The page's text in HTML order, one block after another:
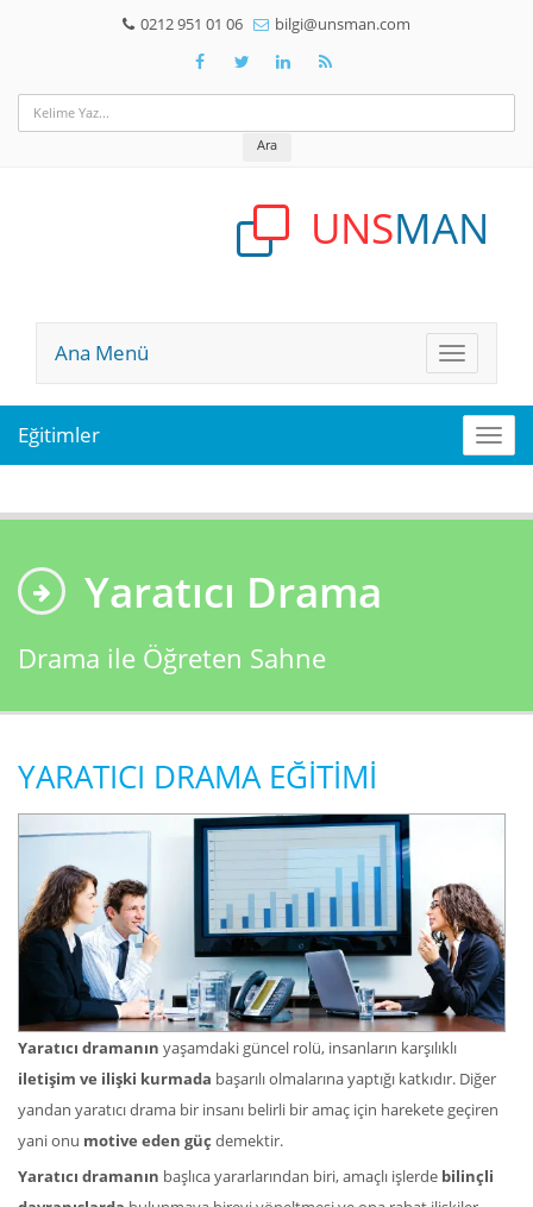
0212 951 01 06 bilgi@unsman.com
Ara
UNSMAN
Ana
Menü
Ana Menü
Eğitimler
Yaratıcı Drama
Drama ile Öğreten Sahne
YARATICI DRAMA EĞİTİMİ
Yaratıcı dramanın yaşamdaki güncel rolü, insanların karşılıklı
iletişim ve ilişki kurmada başarılı olmalarına yaptığı katkıdır. Diğer
yandan yaratıcı drama bir insanı belirli bir amaç için harekete geçiren
yani onu motive eden güç demektir.
Yaratıcı dramanın başlıca yararlarından biri, amaçlı işlerde bilinçli